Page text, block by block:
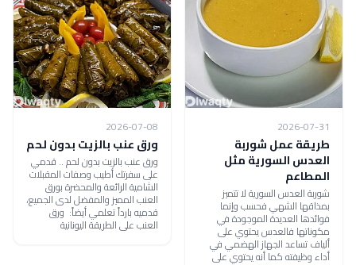
2026-07-31
طريقة عمل شوربة
العدس السورية مثل
المطاعم
شوربة العدس السورية لا تتميز
بمذاقها الشهي فحسب وإنما
فوائدها العديدة الموجودة في
مكوناتها فالعدس يحتوي على
ألياف تساعد الجهاز الهضمي في
أداء وظيفته كما أنه يحتوي على
2026-07-08
ورق عنب بالزيت بدون لحم
ورق عنب بالزيت بدون لحم .. قدمي
على سفرتك أطيب وصفات المقبلات
الشامية الرائعة والمحضرة بورق
العنب المميز والمفضل لدى الجميع،
قدميه بارداً تعلمي أيضاً: ورق
العنب على الطريقة اليونانية